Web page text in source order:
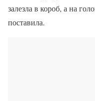
залезла в короб, а на
поставила.